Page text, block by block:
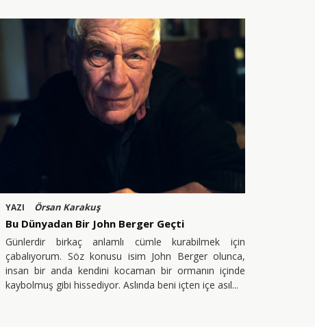
YAZI Örsan Karakuş
Bu Dünyadan Bir John Berger Geçti
Günlerdir birkaç anlamlı cümle kurabilmek için
çabalıyorum. Söz konusu isim John Berger olunca,
insan bir anda kendini kocaman bir ormanın içinde
kaybolmuş gibi hissediyor. Aslında beni içten içe asıl